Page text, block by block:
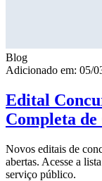
Blog
Adicionado em: 05/
Edital
Completa
Novos editais de
abertas. Acesse a
serviço público.